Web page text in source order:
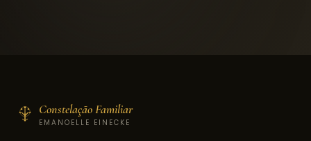
Constelação Familiar
EMANOELLE EINECKE